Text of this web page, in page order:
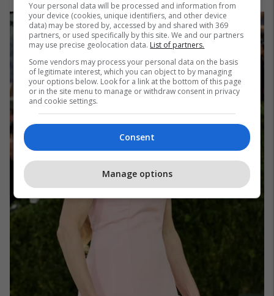
Your personal data will be processed and information from
your device (cookies, unique identifiers, and other device
data) may be stored by, accessed by and shared with 369
partners, or used specifically by this site. We and our partners
may use precise geolocation data. List of partners.
Some vendors may process your personal data on the basis
of legitimate interest, which you can object to by managing
your options below. Look for a link at the bottom of this page
or in the site menu to manage or withdraw consent in privacy
and cookie settings.
Consent
Manage options